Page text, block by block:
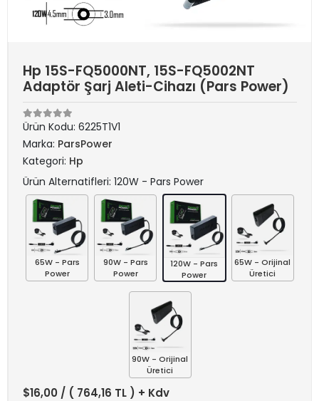
Hp 15S-FQ5000NT, 15S-FQ5002NT
Adaptör Şarj Aleti-Cihazı (Pars Power)
Ürün Kodu: 6225T1V1
Marka: ParsPower
Kategori: Hp
Ürün Alternatifleri: 120W - Pars Power
65W - Pars
Power
90W - Pars
Power
120W - Pars
Power
65W - Orijinal
Üretici
90W - Orijinal
Üretici
$16,00 / ( 764,16 TL ) + Kdv